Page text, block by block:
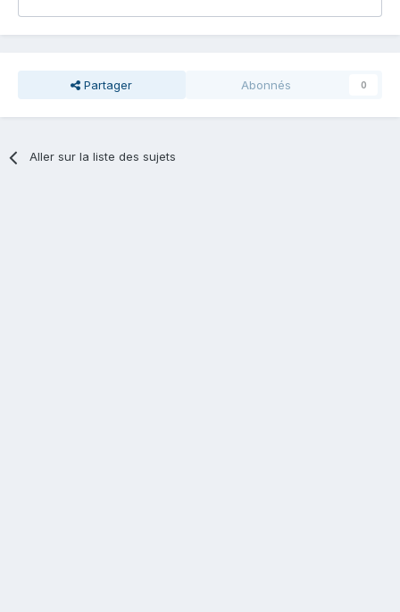
Partager Abonnés 0
Aller sur la liste des sujets